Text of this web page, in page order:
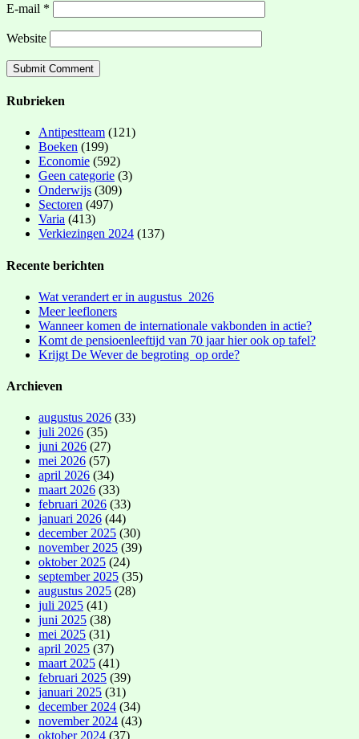
E-mail *
Website
Rubrieken
Antipestteam (121)
Boeken (199)
Economie (592)
Geen categorie (3)
Onderwijs (309)
Sectoren (497)
Varia (413)
Verkiezingen 2024 (137)
Recente berichten
Wat verandert er in augustus 2026
Meer leefloners
Wanneer komen de internationale vakbonden in actie?
Komt de pensioenleeftijd van 70 jaar hier ook op tafel?
Krijgt De Wever de begroting op orde?
Archieven
augustus 2026 (33)
juli 2026 (35)
juni 2026 (27)
mei 2026 (57)
april 2026 (34)
maart 2026 (33)
februari 2026 (33)
januari 2026 (44)
december 2025 (30)
november 2025 (39)
oktober 2025 (24)
september 2025 (35)
augustus 2025 (28)
juli 2025 (41)
juni 2025 (38)
mei 2025 (31)
april 2025 (37)
maart 2025 (41)
februari 2025 (39)
januari 2025 (31)
december 2024 (34)
november 2024 (43)
oktober 2024 (37)